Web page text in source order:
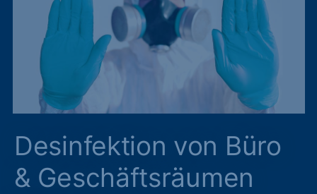
Desinfektion von Büro
& Geschäftsräumen